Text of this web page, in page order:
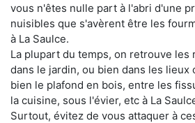
vous n'êtes nulle part à l'abri d'une
nuisibles que s'avèrent être les
à La Saulce.
La plupart du temps, on retrouve les
dans le jardin, ou bien dans les lieux
bien le plafond en bois, entre les
la cuisine, sous l'évier, etc à La
Surtout, évitez de vous attaquer à